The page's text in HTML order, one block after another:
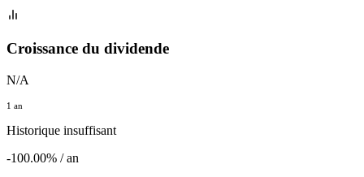
Croissance du dividende
N/A
1 an
Historique insuffisant
-100.00% / an